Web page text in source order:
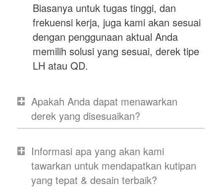
Biasanya untuk tugas tinggi, dan
frekuensi kerja, juga kami akan sesuai
dengan penggunaan aktual Anda
memilih solusi yang sesuai, derek tipe
LH atau QD.
Apakah Anda dapat menawarkan
derek yang disesuaikan?
Informasi apa yang akan kami
tawarkan untuk mendapatkan kutipan
yang tepat & desain terbaik?